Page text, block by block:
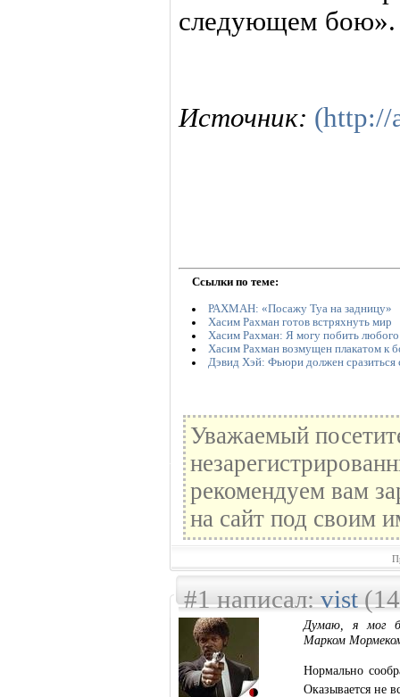
следующем бою».
Источник: (http://
Ссылки по теме:
РАХМАН: «Посажу Туа на задницу»
Хасим Рахман готов встряхнуть мир
Хасим Рахман: Я могу побить любого
Хасим Рахман возмущен плакатом к
Дэвид Хэй: Фьюри должен сразиться
Уважаемый
рекомендуем вам
на сайт под своим
#1 написал:vist(14
Думаю, я мог
Марком
Нормально
Оказывается не